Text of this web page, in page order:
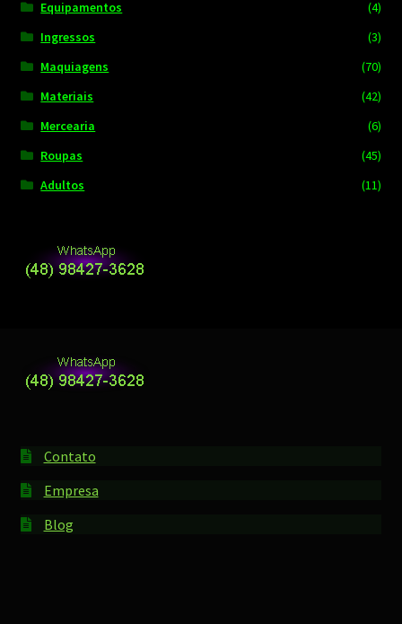
Equipamentos
(4)
Ingressos
(3)
Maquiagens
(70)
Materiais
(42)
Mercearia
(6)
Roupas
(45)
Adultos
(11)
Contato
Empresa
Blog